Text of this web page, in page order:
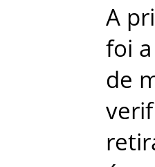
A
foi a
de